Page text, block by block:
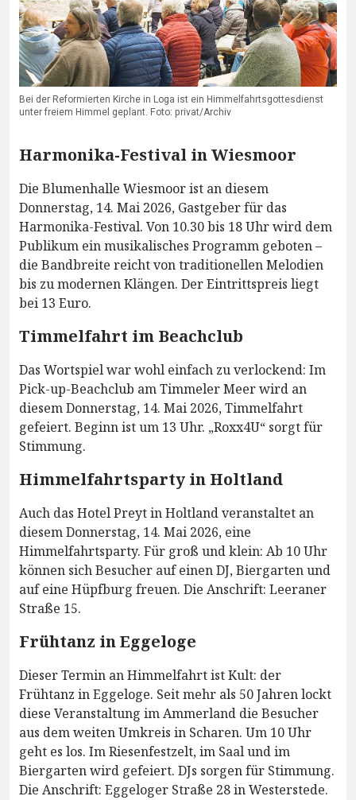
Bei der Reformierten Kirche in Loga ist ein Himmelfahrtsgottesdienst
unter freiem Himmel geplant. Foto: privat/Archiv
Harmonika-Festival in Wiesmoor
Die Blumenhalle Wiesmoor ist an diesem
Donnerstag, 14. Mai 2026, Gastgeber für das
Harmonika-Festival. Von 10.30 bis 18 Uhr wird dem
Publikum ein musikalisches Programm geboten –
die Bandbreite reicht von traditionellen Melodien
bis zu modernen Klängen. Der Eintrittspreis liegt
bei 13 Euro.
Timmelfahrt im Beachclub
Das Wortspiel war wohl einfach zu verlockend: Im
Pick-up-Beachclub am Timmeler Meer wird an
diesem Donnerstag, 14. Mai 2026, Timmelfahrt
gefeiert. Beginn ist um 13 Uhr. „Roxx4U“ sorgt für
Stimmung.
Himmelfahrtsparty in Holtland
Auch das Hotel Preyt in Holtland veranstaltet an
diesem Donnerstag, 14. Mai 2026, eine
Himmelfahrtsparty. Für groß und klein: Ab 10 Uhr
können sich Besucher auf einen DJ, Biergarten und
auf eine Hüpfburg freuen. Die Anschrift: Leeraner
Straße 15.
Frühtanz in Eggeloge
Dieser Termin an Himmelfahrt ist Kult: der
Frühtanz in Eggeloge. Seit mehr als 50 Jahren lockt
diese Veranstaltung im Ammerland die Besucher
aus dem weiten Umkreis in Scharen. Um 10 Uhr
geht es los. Im Riesenfestzelt, im Saal und im
Biergarten wird gefeiert. DJs sorgen für Stimmung.
Die Anschrift: Eggeloger Straße 28 in Westerstede.